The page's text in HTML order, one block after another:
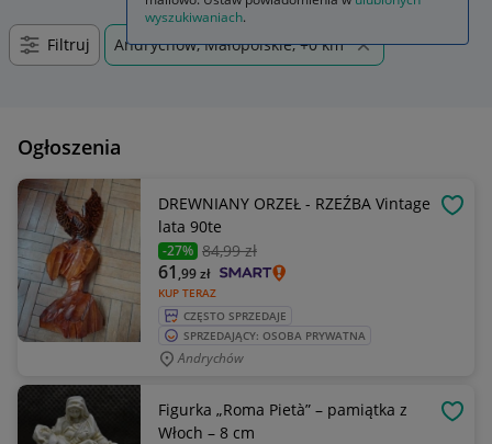
Filtruj Andrychów, Małopolskie, +0 km
Ogłoszenia
DREWNIANY ORZEŁ - RZEŹBA Vintage
lata 90te
-27% 84,99 zł
KUP TERAZ
61 ,99zł
CZĘSTO SPRZEDAJE
SPRZEDAJĄCY: OSOBA PRYWATNA
Andrychów
Figurka „Roma Pietà” – pamiątka z
Włoch – 8 cm
wyszukiwaniach.